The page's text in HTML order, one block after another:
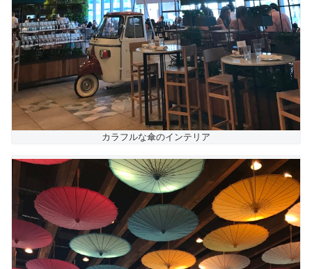
カラフルな傘のインテリア